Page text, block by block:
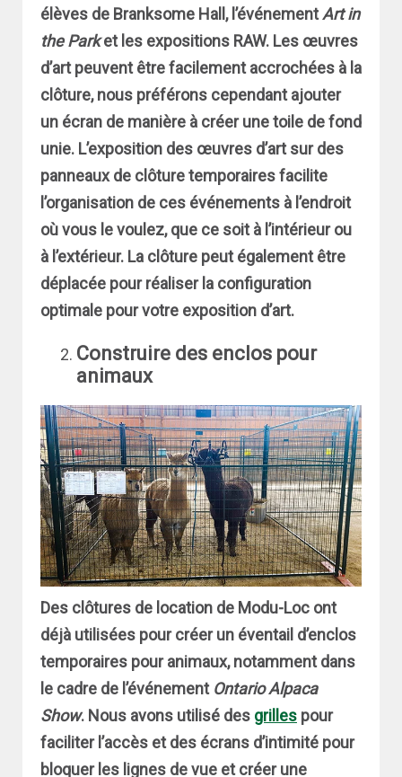
élèves de Branksome Hall, l’événementArt in
the Parket les expositions RAW. Les œuvres
d’art peuvent être facilement accrochées à la
clôture, nous préférons cependant ajouter
un écran de manière à créer une toile de fond
unie. L’exposition des œuvres d’art sur des
panneaux de clôture temporaires facilite
l’organisation de ces événements à l’endroit
où vous le voulez, que ce soit à l’intérieur ou
à l’extérieur. La clôture peut également être
déplacée pour réaliser la configuration
optimale pour votre exposition d’art.
Construire des enclos pour
animaux
Des clôtures de location de Modu-Loc ont
déjà utilisées pour créer un éventail d’enclos
temporaires pour animaux, notamment dans
le cadre de l’événement Ontario Alpaca
Show. Nous avons utilisé des grillespour
faciliter l’accès et des écrans d’intimité pour
bloquer les lignes de vue et créer une